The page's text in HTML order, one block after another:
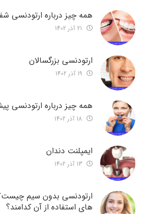
همه چیز درباره ارتودنسی
ارتودنسی بزرگسالان
همه چیز درباره ارتودنسی
ایمپلنت دندان
ارتودنسی بدون سیم
های استفاده از آن کدامند؟